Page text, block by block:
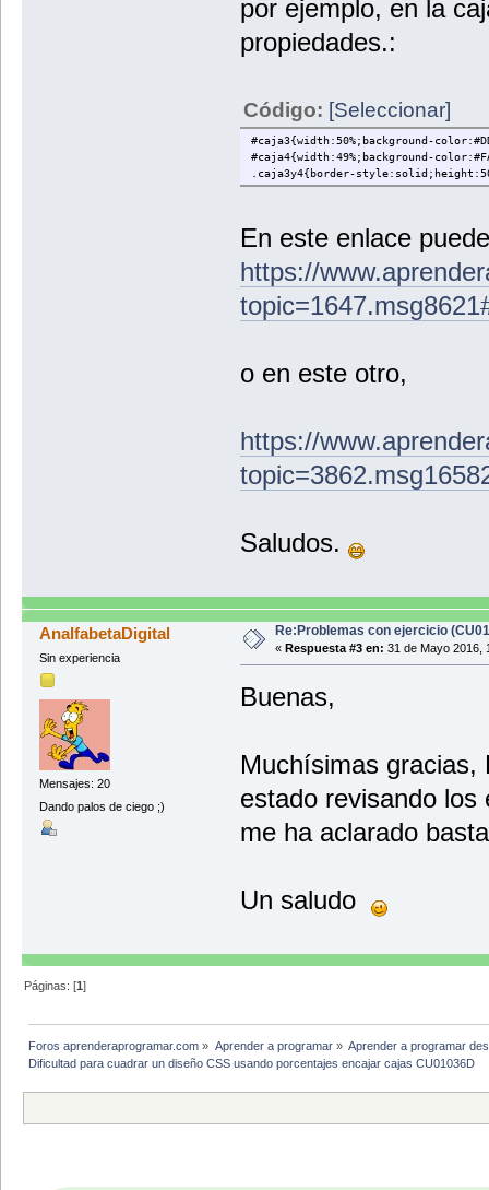
por ejemplo, en la
propiedades.:
Código: [Seleccionar]
#caja3{width:50%;background-
#caja4{width:49%;background-
.caja3y4{border-
En este enlace
https://
o en este otro,
https://
Saludos.
AnalfabetaDigital
Sin experiencia
Mensajes: 20
Dando palos de ciego ;)
Re:Problemas con ejercicio
« Respuesta #3 en: 31 de Mayo 2016,
Buenas,
Muchísimas gracias,
estado revisando los
me ha aclarado
Un saludo
Páginas: [1]
Foros aprenderaprogramar.com » Aprender a programar» Aprender a programar
Dificultad para cuadrar un diseño CSS usando porcentajes encajar cajas CU01036D